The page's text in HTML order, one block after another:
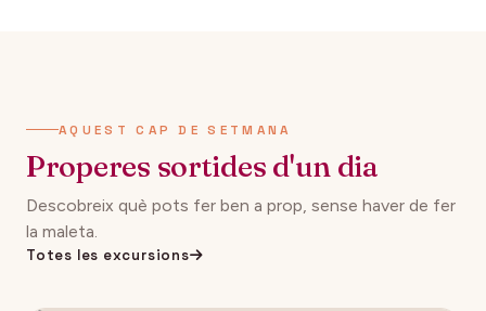
AQUEST CAP DE SETMANA
Properes sortides d'un dia
Descobreix què pots fer ben a prop, sense haver de fer
la maleta.
Totes les excursions